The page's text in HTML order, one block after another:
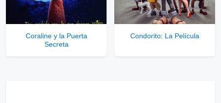
Coraline y la Puerta
Secreta
Condorito: La Película